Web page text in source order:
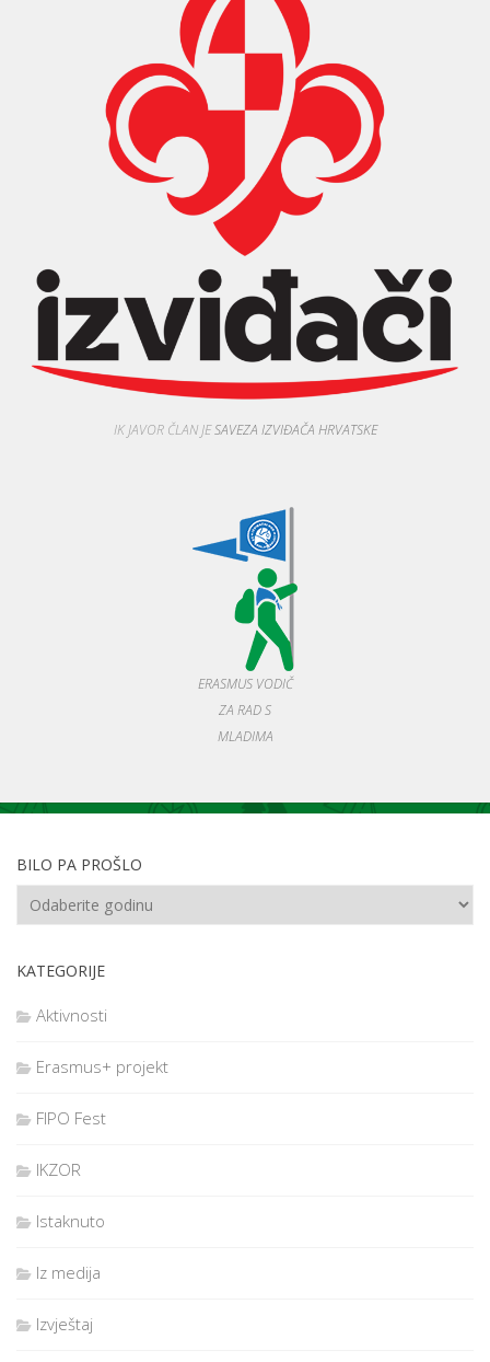
IK JAVOR ČLAN JESAVEZA IZVIĐAČA HRVATSKE
ERASMUS VODIČ
ZA RAD S
MLADIMA
BILO PA PROŠLO
KATEGORIJE
Aktivnosti
Erasmus+ projekt
FIPO Fest
IKZOR
Istaknuto
Iz medija
Izvještaj